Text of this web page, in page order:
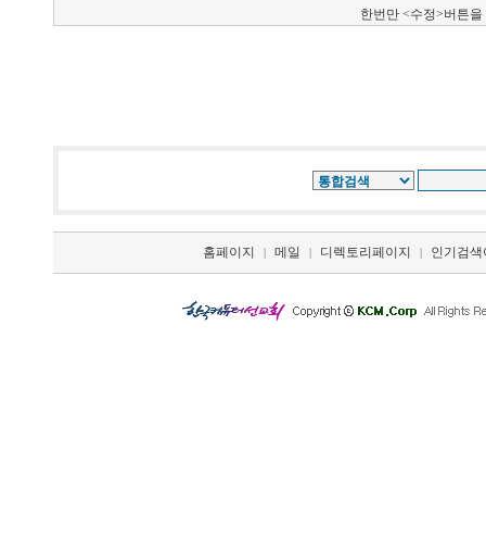
한번만 <수정>버튼
홈페이지 | 메일 | 디렉토리페이지 | 인기검색